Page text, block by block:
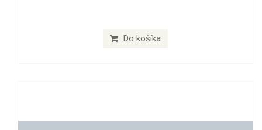
Do košíka